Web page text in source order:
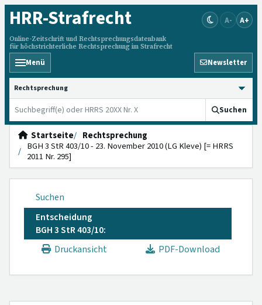
HRR-Strafrecht
Online-Zeitschrift und Rechtsprechungsdatenbank
für höchstrichterliche Rechtsprechung im Strafrecht
A- A+
Menü Newsletter
HRRS durchsuchen
Suchen
Startseite
Rechtsprechung
BGH 3 StR 403/10 - 23. November 2010 (LG Kleve) [= HRRS
2011 Nr. 295]
Suchen
Entscheidung
BGH 3 StR 403/10:
Druckansicht
PDF-Download